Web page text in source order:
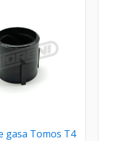
gasa Tomos T4